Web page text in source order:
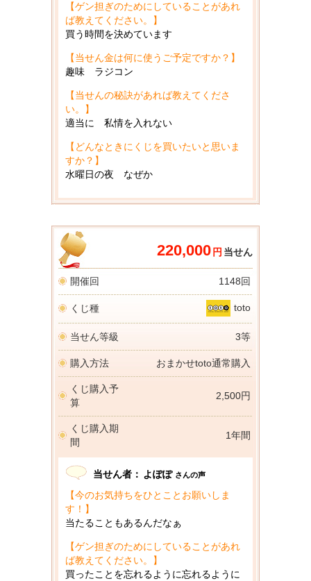
【ゲン担ぎのためにしていることがあれ
ば教えてください。】
買う時間を決めています
【当せん金は何に使うご予定ですか？】
趣味 ラジコン
【当せんの秘訣があれば教えてくださ
い。】
適当に 私情を入れない
【どんなときにくじを買いたいと思いま
すか？】
水曜日の夜 なぜか
220,000 円 当せん
開催回 1148回
くじ種 toto
当せん等級 3等
購入方法 おまかせtoto通常購入
くじ購入予
算
2,500円
くじ購入期
間
1年間
当せん者： よぽぽ さんの声
【今のお気持ちをひとことお願いしま
す！】
当たることもあるんだなぁ
【ゲン担ぎのためにしていることがあれ
ば教えてください。】
買ったことを忘れるように忘れるように